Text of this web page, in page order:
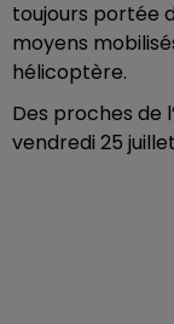
toujours portée
moyens
hélicoptère.
Des proches de
vendredi 25